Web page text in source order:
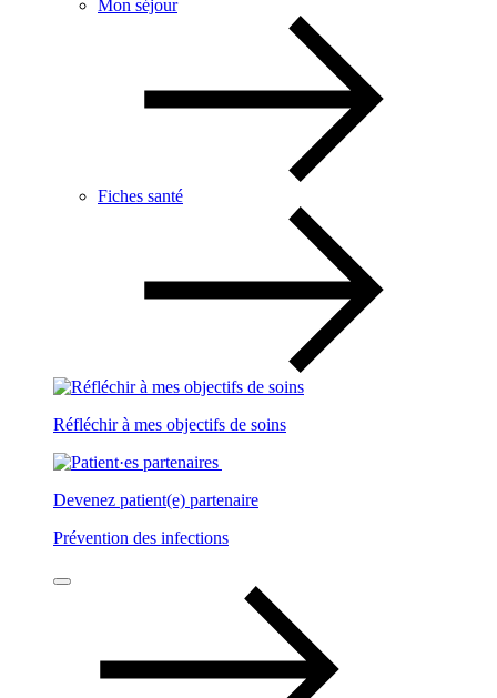
Mon séjour
Fiches santé
Réfléchir à mes objectifs de soins
Devenez patient(e) partenaire
Prévention des infections